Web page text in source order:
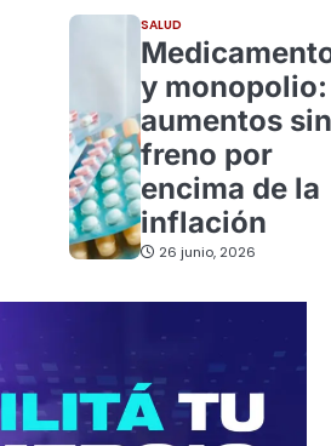
SALUD
y monopolio:
aumentos sin
freno por
encima de la
inflación
26 junio, 2026